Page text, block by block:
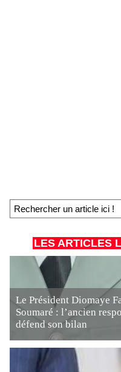
LES ARTICLES
Le Président Diomaye
Soumaré : l’ancien
défend son bilan